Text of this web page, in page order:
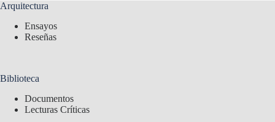
Arquitectura
Ensayos
Reseñas
Biblioteca
Documentos
Lecturas Críticas